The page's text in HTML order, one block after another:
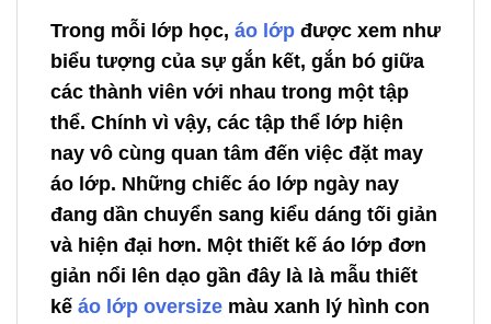
Trong mỗi lớp học, áo lớp được xem như
biểu tượng của sự gắn kết, gắn bó giữa
các thành viên với nhau trong một tập
thể. Chính vì vậy, các tập thể lớp hiện
nay vô cùng quan tâm đến việc đặt may
áo lớp. Những chiếc áo lớp ngày nay
đang dần chuyển sang kiểu dáng tối giản
và hiện đại hơn. Một thiết kế áo lớp đơn
giản nổi lên dạo gần đây là là mẫu thiết
kế áo lớp oversize màu xanh lý hình con